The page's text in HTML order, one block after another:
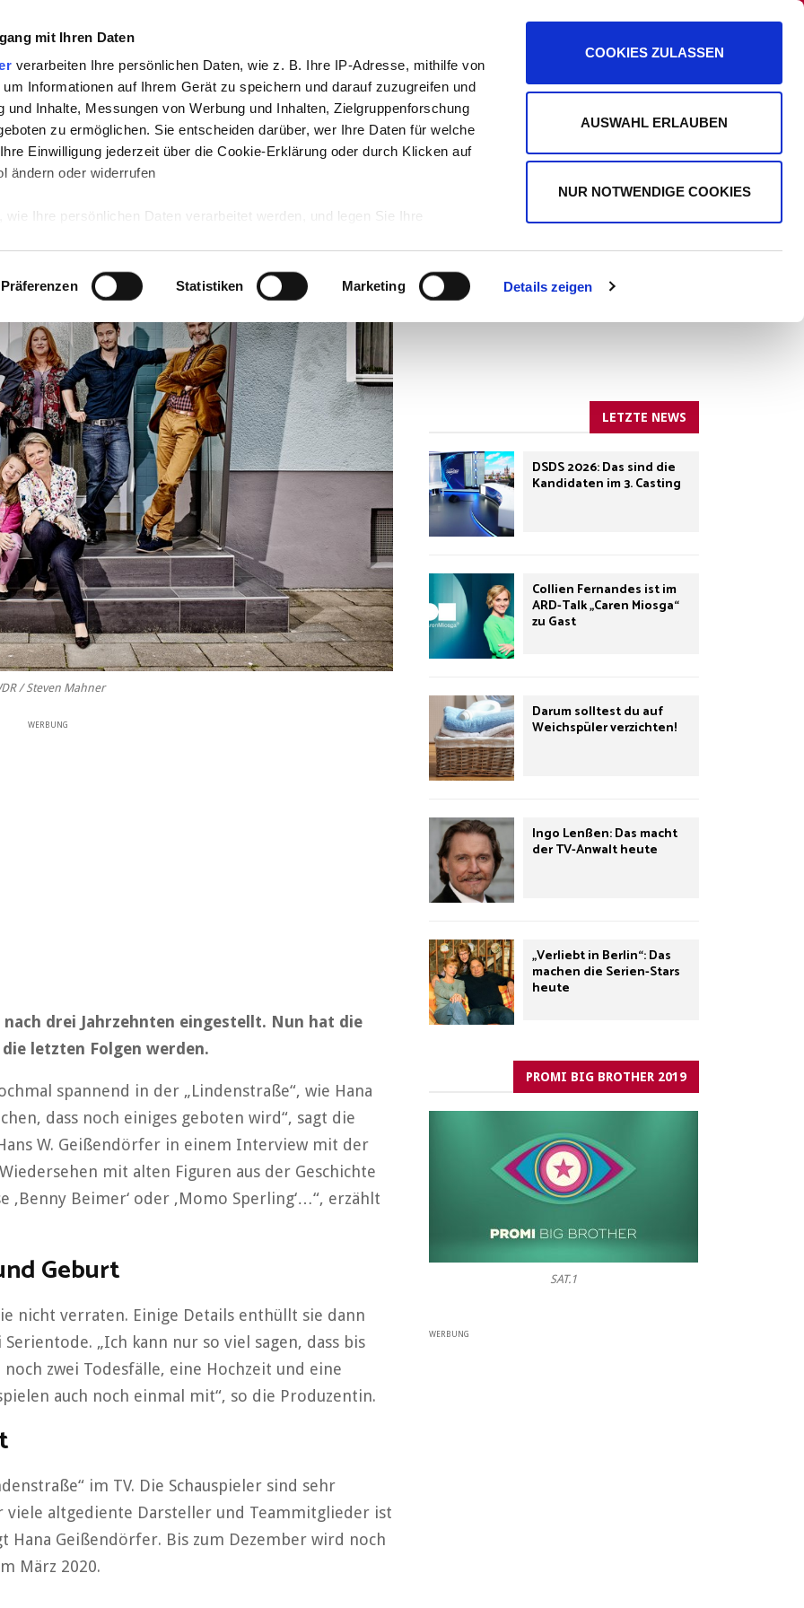
mit Ihren Daten
verarbeiten Ihre persönlichen Daten, wie z. B. Ihre IP-Adresse, mithilfe von
Informationen auf Ihrem Gerät zu speichern und darauf zuzugreifen und
und Inhalte, Messungen von Werbung und Inhalten, Zielgruppenforschung
zu ermöglichen. Sie entscheiden darüber, wer Ihre Daten für welche
Einwilligung jederzeit über die Cookie-Erklärung oder durch Klicken auf
ändern oder widerrufen
Ihre persönlichen Daten verarbeitet werden, und legen Sie Ihre
Inhalte und Anzeigen zu personalisieren, Funktionen für soziale Medien
Zugriffe auf unsere Website zu analysieren. Außerdem geben wir
unserer Website an unsere Partner für soziale Medien, Werbung
Partner führen diese Informationen möglicherweise mit weiteren Daten
haben oder die sie im Rahmen Ihrer Nutzung der Dienste
Präferenzen Statistiken Marketing Details zeigen
COOKIES ZULASSEN
AUSWAHL ERLAUBEN
NUR NOTWENDIGE COOKIES
PROMIPLANET EXKLUSIV
das Finale!
wird das Finale!
/ Steven Mahner
WERBUNG
drei Jahrzehnten eingestellt. Nun hat die
letzten Folgen werden.
spannend in der „Lindenstraße“, wie Hana
dass noch einiges geboten wird“, sagt die
W. Geißendörfer in einem Interview mit der
mit alten Figuren aus der Geschichte
‚Benny Beimer‘ oder ‚Momo Sperling‘…“, erzählt
Geburt
nicht verraten. Einige Details enthüllt sie dann
„Ich kann nur so viel sagen, dass bis
zwei Todesfälle, eine Hochzeit und eine
auch noch einmal mit“, so die Produzentin.
im TV. Die Schauspieler sind sehr
viele altgediente Darsteller und Teammitglieder ist
Hana Geißendörfer. Bis zum Dezember wird noch
März 2020.
WERBUNG
LETZTE NEWS
DSDS 2026: Das sind die
Kandidaten im 3. Casting
Collien Fernandes ist im
ARD-Talk „Caren Miosga“
zu Gast
Darum solltest du auf
Weichspüler verzichten!
Ingo Lenßen: Das macht
der TV-Anwalt heute
„Verliebt in Berlin“: Das
machen die Serien-Stars
heute
PROMI BIG BROTHER 2019
SAT.1
WERBUNG